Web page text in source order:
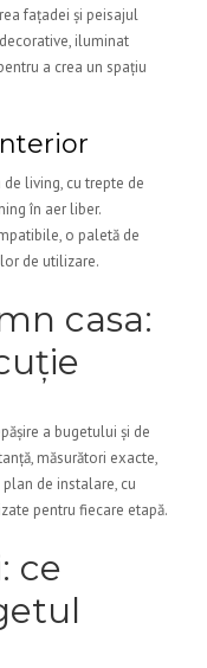
fațadei și peisajul
iluminat
a crea un spațiu
living, cu trepte de
în aer liber.
o paletă de
de utilizare.
casa:
a bugetului și de
măsurători exacte,
de instalare, cu
pentru fiecare etapă.
ce